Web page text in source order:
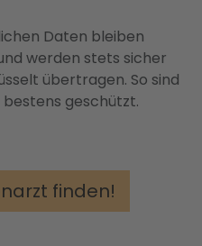
Daten bleiben
werden stets sicher
übertragen. So sind
bestens geschützt.
finden!